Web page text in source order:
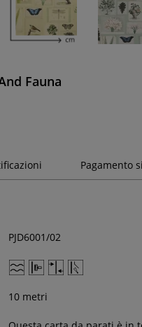
Fauna
Pagamento
PJD6001/02
10 metri